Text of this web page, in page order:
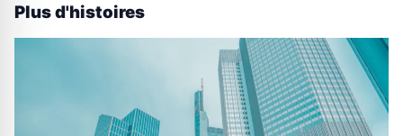
Plus d'histoires